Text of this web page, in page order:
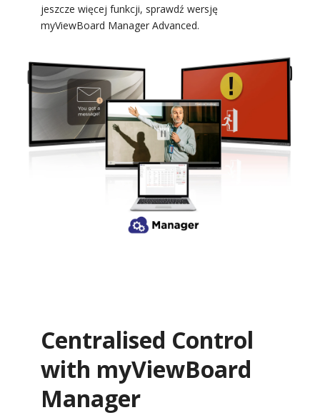
jeszcze więcej funkcji, sprawdź wersję
myViewBoard Manager Advanced.
Centralised Control
with myViewBoard
Manager